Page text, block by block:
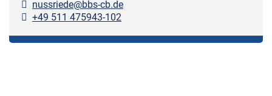
nussriede@bbs-cb.de
+49 511 475943-102